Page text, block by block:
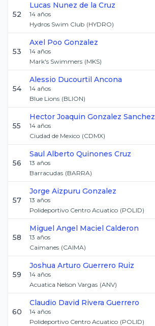
52
Lucas Nunez de la Cruz
14 años
Hydros Swim Club (HYDRO)
53
Axel Poo Gonzalez
14 años
Mark's Swimmers (MKS)
54
Alessio Ducourtil Ancona
14 años
Blue Lions (BLION)
55
Hector Joaquin Gonzalez Sanchez
14 años
Ciudad de Mexico (CDMX)
56
Saul Alberto Quinones Cruz
13 años
Barracudas (BARRA)
57
Jorge Aizpuru Gonzalez
13 años
Polideportivo Centro Acuatico (POLID)
58
Miguel Angel Maciel Calderon
13 años
Caimanes (CAIMA)
59
Joshua Arturo Guerrero Ruiz
14 años
Acuatica Nelson Vargas (ANV)
60
Claudio David Rivera Guerrero
14 años
Polideportivo Centro Acuatico (POLID)